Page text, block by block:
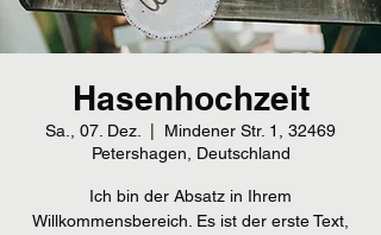
Hasenhochzeit
Sa., 07. Dez.
Mindener Str. 1, 32469
Petershagen, Deutschland
Ich bin der Absatz in Ihrem
Willkommensbereich. Es ist der erste Text,